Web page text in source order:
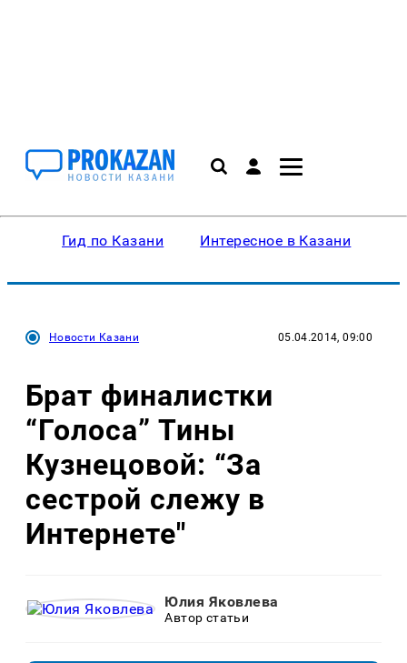
Гид по Казани Интересное в Казани
Новости Казани 05.04.2014, 09:00
Брат финалистки
“Голоса” Тины
Кузнецовой: “За
сестрой слежу в
Интернете"
Юлия Яковлева
Автор статьи